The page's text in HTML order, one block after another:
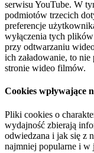
serwisu YouTube. W
podmiotów trzecich
preferencje
wyłączenia tych
przy odtwarzaniu
ich załadowanie, to
stronie wideo filmów.
Cookies wpływające
Pliki cookies o
wydajność zbierają
odwiedzana i jak się z
najmniej popularne i w